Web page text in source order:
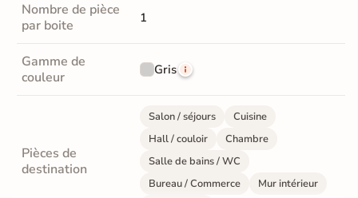
Nombre de pièce
par boite
1
Gamme de
couleur
Gris
Pièces de
destination
Salon / séjours
Cuisine
Hall / couloir
Chambre
Salle de bains / WC
Bureau / Commerce
Mur intérieur